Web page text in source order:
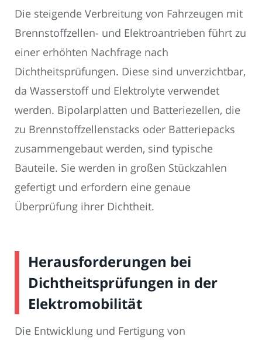
Die steigende Verbreitung von Fahrzeugen mit
Brennstoffzellen- und Elektroantrieben führt zu
einer erhöhten Nachfrage nach
Dichtheitsprüfungen. Diese sind unverzichtbar,
da Wasserstoff und Elektrolyte verwendet
werden. Bipolarplatten und Batteriezellen, die
zu Brennstoffzellenstacks oder Batteriepacks
zusammengebaut werden, sind typische
Bauteile. Sie werden in großen Stückzahlen
gefertigt und erfordern eine genaue
Überprüfung ihrer Dichtheit.
Herausforderungen bei
Dichtheitsprüfungen in der
Elektromobilität
Die Entwicklung und Fertigung von